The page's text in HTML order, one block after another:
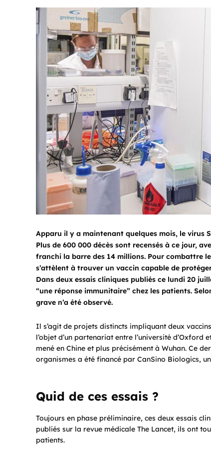
Apparu il y a maintenant quelques mois, le virus
Plus de 600 000 décès sont recensés à ce jour,
franchi la barre des 14 millions. Pour combattre
s’attèlent à trouver un vaccin capable de
Dans deux essais cliniques publiés ce lundi 20
“une réponse immunitaire” chez les patients.
grave n’a été observé.
Il s’agit de projets distincts impliquant deux
l’objet d’un partenariat entre l’université
mené en Chine et plus précisément à Wuhan. Ce
organismes a été financé par CanSino Biologics,
Quid de ces essais ?
Toujours en phase préliminaire, ces deux essais
publiés sur la revue médicale The Lancet, ils ont
patients.